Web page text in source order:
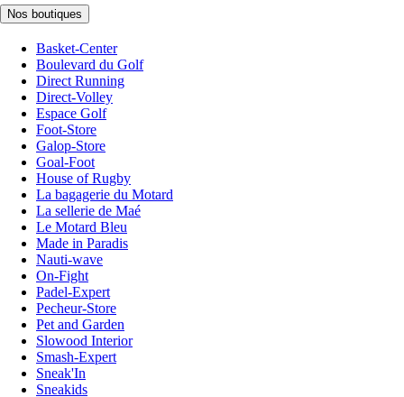
Nos boutiques
Basket-Center
Boulevard du Golf
Direct Running
Direct-Volley
Espace Golf
Foot-Store
Galop-Store
Goal-Foot
House of Rugby
La bagagerie du Motard
La sellerie de Maé
Le Motard Bleu
Made in Paradis
Nauti-wave
On-Fight
Padel-Expert
Pecheur-Store
Pet and Garden
Slowood Interior
Smash-Expert
Sneak'In
Sneakids